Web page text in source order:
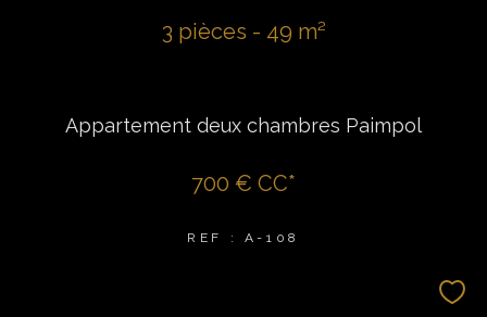
3 pièces - 49 m²
Appartement deux chambres Paimpol
700 € CC*
REF : A-108